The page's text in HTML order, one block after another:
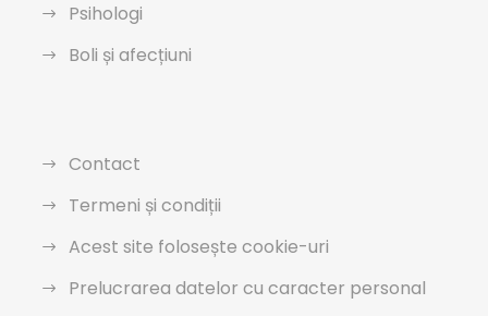
Psihologi
Boli și afecțiuni
Contact
Termeni și condiții
Acest site folosește cookie-uri
Prelucrarea datelor cu caracter personal